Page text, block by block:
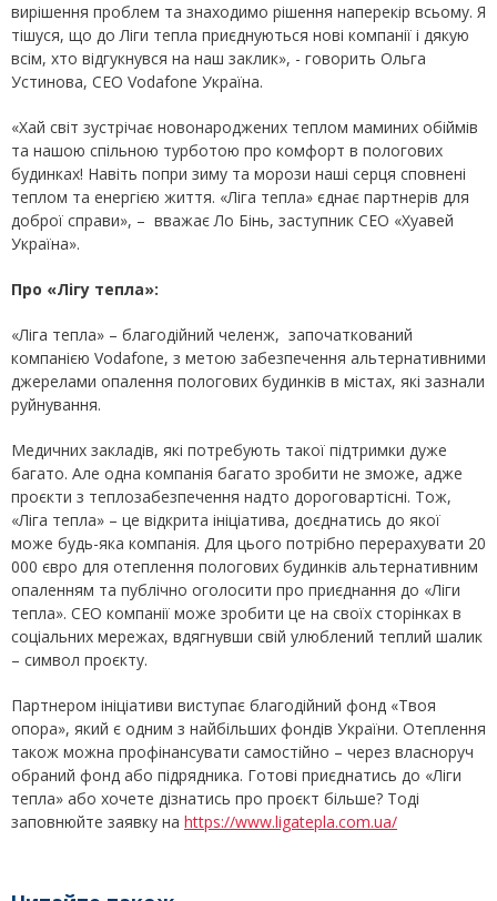
вирішення проблем та знаходимо рішення наперекір всьому. Я
тішуся, що до Ліги тепла приєднуються нові компанії і дякую
всім, хто відгукнувся на наш заклик», - говорить Ольга
Устинова, СЕО Vodafone Україна.
«Хай світ зустрічає новонароджених теплом маминих обіймів
та нашою спільною турботою про комфорт в пологових
будинках! Навіть попри зиму та морози наші серця сповнені
теплом та енергією життя. «Ліга тепла» єднає партнерів для
доброї справи», – вважає Ло Бінь, заступник СЕО «Хуавей
Україна».
Про «Лігу тепла»:
«Ліга тепла» – благодійний челенж, започаткований
компанією Vodafone, з метою забезпечення альтернативними
джерелами опалення пологових будинків в містах, які зазнали
руйнування.
Медичних закладів, які потребують такої підтримки дуже
багато. Але одна компанія багато зробити не зможе, адже
проєкти з теплозабезпечення надто дороговартісні. Тож,
«Ліга тепла» – це відкрита ініціатива, доєднатись до якої
може будь-яка компанія. Для цього потрібно перерахувати 20
000 євро для отеплення пологових будинків альтернативним
опаленням та публічно оголосити про приєднання до «Ліги
тепла». CEO компанії може зробити це на своїх сторінках в
соціальних мережах, вдягнувши свій улюблений теплий шалик
– символ проєкту.
Партнером ініціативи виступає благодійний фонд «Твоя
опора», який є одним з найбільших фондів України. Отеплення
також можна профінансувати самостійно – через власноруч
обраний фонд або підрядника. Готові приєднатись до «Ліги
тепла» або хочете дізнатись про проєкт більше? Тоді
заповнюйте заявку на https://www.ligatepla.com.ua/